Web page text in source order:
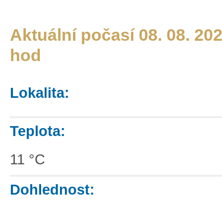
Aktuální počasí 08. 08.
hod
Lokalita:
Teplota:
11 °C
Dohlednost: